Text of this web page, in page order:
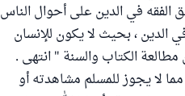
الفقه في الدين على أحوال الناس
الدين ، بحيث لا يكون للإنسان
الكتاب والسنة " انتهى .
لا يجوز للمسلم مشاهدته أو